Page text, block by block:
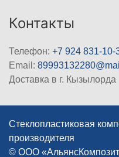
Контакты
Телефон: +7 924 831-10-
Email:
Доставка в г. Кызылорда
Стеклопластиковая
производителя
© ООО